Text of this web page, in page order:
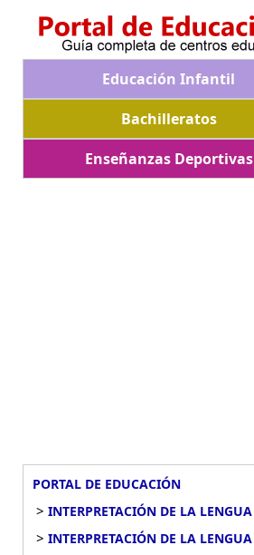
Educación Infantil
Bachilleratos
Enseñanzas Deportivas
PORTAL DE EDUCACIÓN
> INTERPRETACIÓN DE LA
> INTERPRETACIÓN DE LA